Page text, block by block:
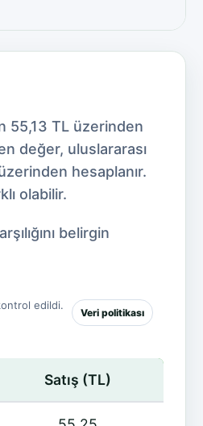
55,13 TL üzerinden
değer, uluslararası
hesaplanır.
olabilir.
belirgin
edildi.
Veri politikası
Satış (TL)